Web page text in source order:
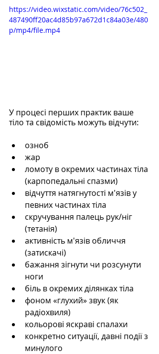
https://video.wixstatic.com/video/76c502_
487490ff20ac4d85b97a672d1c84a03e/480
p/mp4/file.mp4
У процесі перших практик ваше
тіло та свідомість можуть відчути:
озноб
жар
ломоту в окремих частинах тіла
(карпопедальні спазми)
відчуття натягнутості м'язів у
певних частинах тіла
скручування палець рук/ніг
(тетанія)
активність м'язів обличчя
(затискачі)
бажання зігнути чи розсунути
ноги
біль в окремих ділянках тіла
фоном «глухий» звук (як
радіохвиля)
кольорові яскраві спалахи
конкретно ситуації, давні події з
минулого